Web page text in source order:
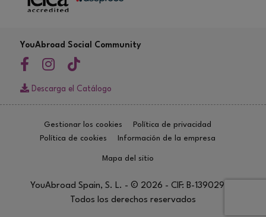
YouAbroad Social Community
Descarga el Catálogo
Gestionar los cookies
Política de privacidad
Política de cookies
Información de la empresa
Mapa del sitio
YouAbroad Spain, S. L. - © 2026 - CIF: B-13902960
Todos los derechos reservados